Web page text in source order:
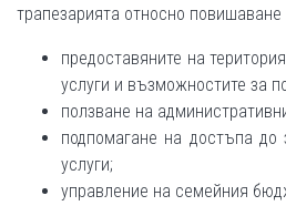
трапезарията относно
предоставяните на
услуги и възможностите за
ползване на
подпомагане на достъпа до
услуги;
управление на семейния